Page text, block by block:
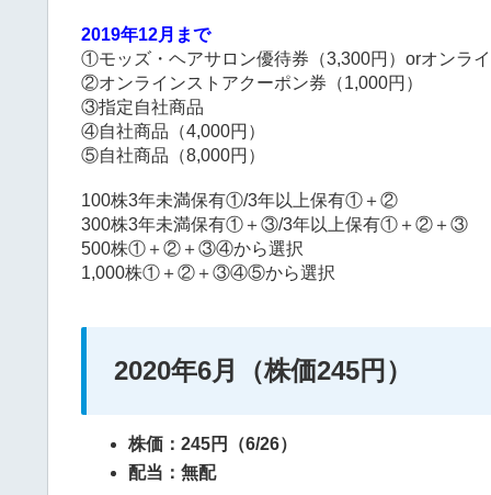
2019年12月まで
①モッズ・ヘアサロン優待券（3,300円）orオンライ
②オンラインストアクーポン券（1,000円）
③指定自社商品
④自社商品（4,000円）
⑤自社商品（8,000円）
100株3年未満保有①/3年以上保有①＋②
300株3年未満保有①＋③/3年以上保有①＋②＋③
500株①＋②＋③④から選択
1,000株①＋②＋③④⑤から選択
2020年6月（株価245円）
株価：245円（6/26）
配当：無配